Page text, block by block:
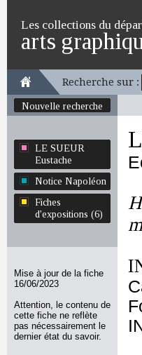
Les collections du
arts
Recherche sur :
Nouvelle recherche
LE SUEUR
Eustache
Notice Napoléon
Fiches
d'expositions (6)
Mise à jour de la fiche
16/06/2023
Attention, le contenu de
cette fiche ne reflète
pas nécessairement le
dernier état du savoir.